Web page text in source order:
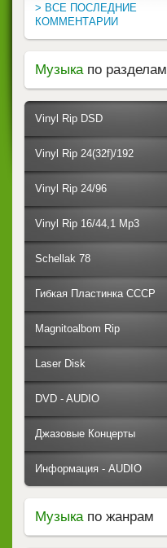
> ВСЕ ПОСЛЕДНИЕ
КОММЕНТАРИИ
Музыка по разделам
Vinyl Rip DSD
Vinyl Rip 24(32f)/192
Vinyl Rip 24/96
Vinyl Rip 16/44,1 Mp3
Schellak 78
Гибкая Пластинка СССР
Magnitoalbom Rip
Laser Disk
DVD - AUDIO
Джазовые Концерты
Информация - AUDIO
Музыкапо жанрам